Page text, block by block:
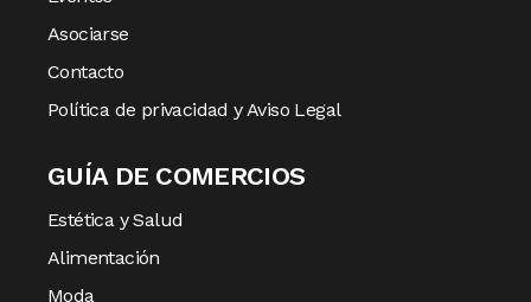
Asociarse
Contacto
Política de privacidad y Aviso Legal
GUÍA DE COMERCIOS
Estética y Salud
Alimentación
Moda